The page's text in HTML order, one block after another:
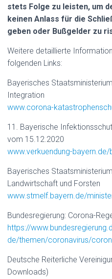
stets Folge zu leisten, um
keinen Anlass für die
geben oder Bußgelder zu
Weitere detaillierte
folgenden Links:
Bayerisches
Integration
www.corona-
11. Bayerische
vom 15.12.2020
www.verkuendung-
Bayerisches
Landwirtschaft und Forsten
www.stmelf.bayern.de/
Bundesregierung: Corona-
https://
de/themen/coronavirus/
Deutsche Reiterliche
Downloads)